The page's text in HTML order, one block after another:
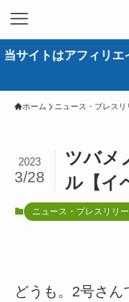
当サイトはアフィリ
ホーム ニュース・プレスリ
ツバメ
ル【イ
2023
3/28
ニュース・プレスリリー
どうも。2号さん